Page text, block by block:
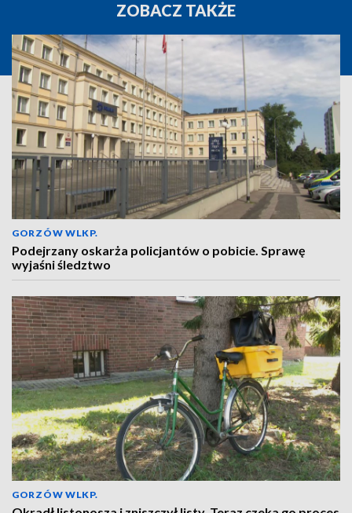
ZOBACZ TAKŻE
GORZÓW WLKP.
Podejrzany oskarża policjantów o pobicie. Sprawę
wyjaśni śledztwo
GORZÓW WLKP.